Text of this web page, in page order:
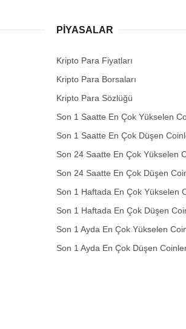
PIYASALAR
Kripto Para Fiyatları
Kripto Para Borsaları
Kripto Para Sözlüğü
Son 1 Saatte En Çok Yükselen
Son 1 Saatte En Çok Düşen
Son 24 Saatte En Çok Yükselen
Son 24 Saatte En Çok Düşen
Son 1 Haftada En Çok Yükselen
Son 1 Haftada En Çok Düşen
Son 1 Ayda En Çok Yükselen
Son 1 Ayda En Çok Düşen